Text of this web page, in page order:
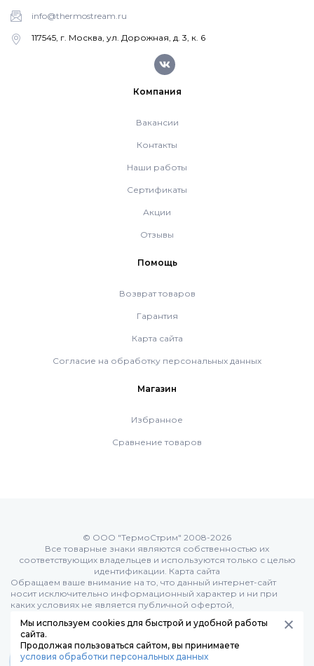
Автоматика
Системы дымоудаления
Комплект коаксиальный Ferroli 60/100
Комплект коаксиальный Ferroli 80/125
Комплект коаксиальный Ferroli 60/100
Настенные конденсационные котлы De
Dietrich
Чугунные напольные котлы De Dietrich
info@thermostream.ru
117545, г. Москва, ул. Дорожная, д. 3, к. 6
Компания
Вакансии
Контакты
Наши работы
Сертификаты
Акции
Отзывы
Помощь
Возврат товаров
Гарантия
Карта сайта
Согласие на обработку персональных данных
Магазин
Избранное
Сравнение товаров
© ООО "ТермоСтрим" 2008-2026
Все товарные знаки являются собственностью их
соответствующих владельцев и используются только с целью
идентификации. Карта сайта
Обращаем ваше внимание на то, что данный интернет-сайт
носит исключительно информационный характер и ни при
каких условиях не является публичной офертой,
определяемой положениями Статьи 437 (п.2) Гражданского
кодекса РФ:
Мы используем cookies для быстрой и удобной работы
сайта.
Продолжая пользоваться сайтом, вы принимаете
условия обработки персональных данных